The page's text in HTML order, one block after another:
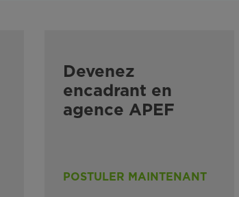
Devenez
encadrant en
agence APEF
POSTULER MAINTENANT